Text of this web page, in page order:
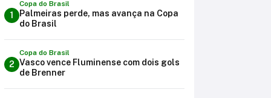
1
Copa do Brasil
Palmeiras perde, mas avança na Copa
do Brasil
2
Copa do Brasil
Vasco vence Fluminense com dois gols
de Brenner